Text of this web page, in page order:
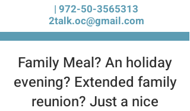
972-50-3565313
|
2talk.oc@gmail.com
Family Meal? An holiday
evening? Extended family
reunion? Just a nice